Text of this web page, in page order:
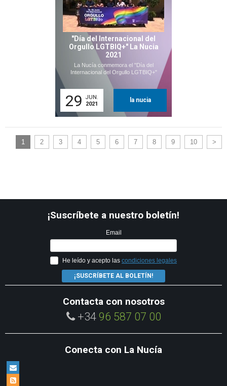
"Día del Internacional del
Orgullo LGTBIQ+" La Nucia
2021
La Nucía conmemora el "Día del
Internacional del Orgullo LGTBIQ+"
29
JUN.
2021
la nucia
1 2 3 4 5 6 7 8 9 10 >
¡Suscríbete a nuestro boletín!
Email
He leído y acepto las condiciones legales
¡SUSCRÍBETE AL BOLETÍN!
Contacta con nosotros
+34 96 587 07 00
Conecta con La Nucía